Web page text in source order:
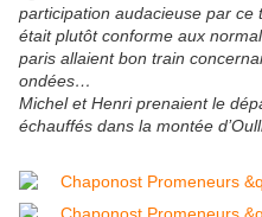
participation audacieuse par
était plutôt conforme aux
paris allaient bon train
ondées…
Michel et Henri prenaient le
échauffés dans la montée